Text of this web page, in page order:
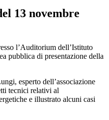
13 novembre
l’Auditorium dell’Istituto
pubblica di presentazione della
esperto dell’associazione
tecnici relativi al
e illustrato alcuni casi